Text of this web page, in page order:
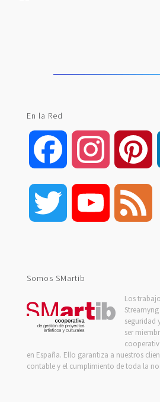
En la Red
Facebook Instagram
Twitter YouTube
Somos SMartib
Los
seguridad
ser
en España. Ello garantiza a nuestros
contable y el cumplimiento de toda la